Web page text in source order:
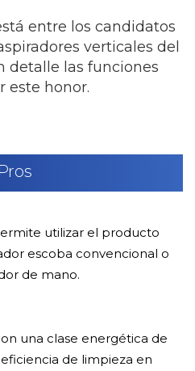
entre los candidatos
verticales del
detalle las funciones
este honor.
Pros
utilizar el producto
escoba convencional o
de mano.
una clase energética de
de limpieza en